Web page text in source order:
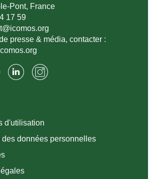
Pont, France
17 59
presse & média, contacter :
d'utilisation
des données personnelles